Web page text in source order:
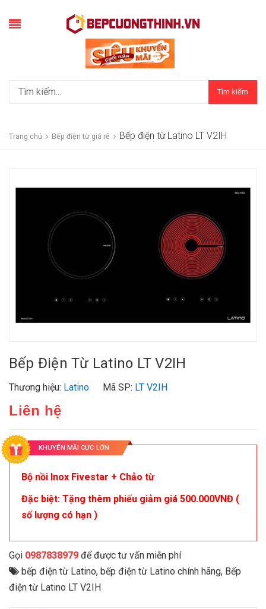
Tìm kiếm
Trang chủ Bếp điện từ giá rẻ Bếp điện từ Latino LT V2IH
Bếp Điện Từ Latino LT V2IH
Thương hiệu: Latino Mã SP: LT V2IH
Liên hệ
KHUYẾN MÃI CỰC LỚN
Bộ nồi Inox Fivestar + Chảo từ
Đặc biệt: Tặng thêm phiếu giảm giá 500.000VNĐ (
số lượng có hạn )
Gọi 0987838979 để được tư vấn miễn phí
bếp điện từ Latino, bếp điện từ Latino chính hãng, Bếp
điện từ Latino LT V2IH